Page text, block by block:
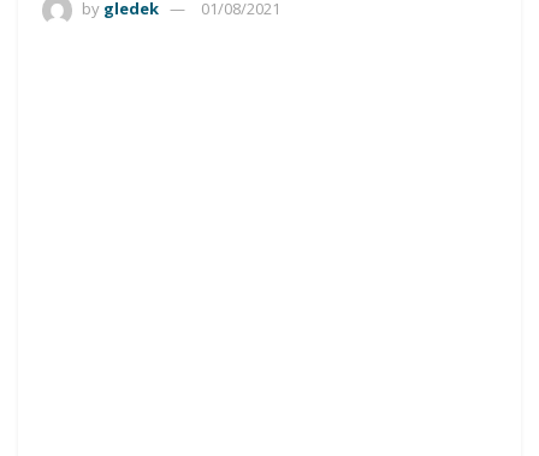
by gledek 01/08/2021